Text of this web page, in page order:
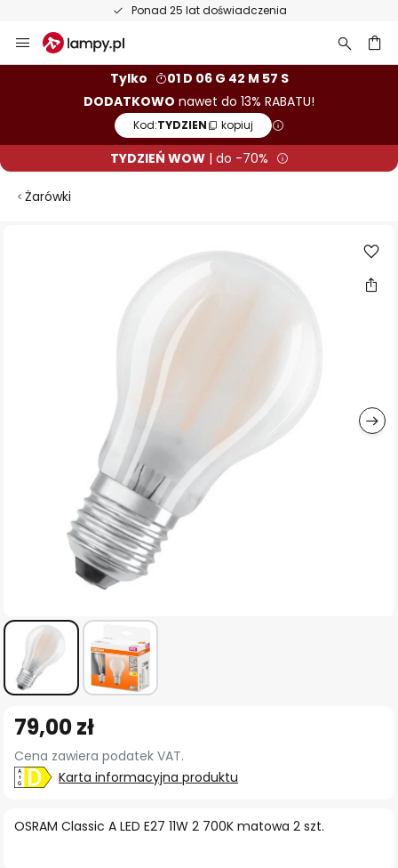
Ponad 25 lat doświadczenia
Przejdź
do
Tylko
01 D 06 G 42 M 56 S
DODATKOWO nawet do 13% RABATU!
Kod:TYDZIEN kopiuj
TYDZIEŃ WOW| do -70%
Żarówki
na
początek
galerii
OSRAM Classic A LED E27 11W 2 700K matowa 2 szt.
79,00 zł
Cena zawiera podatek VAT.
Karta informacyjna produktu